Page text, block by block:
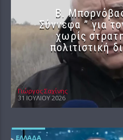
B.
Σύννεφα ” για
χωρίς
πολιτιστική
Γιώργος Σαχίνης
31 ΙΟΥΛΊΟΥ 2026
ΕΛΛΆΔΑ